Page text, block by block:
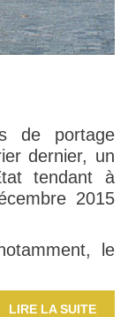
de portage
dernier, un
tendant à
2015
le
LIRE LA SUITE